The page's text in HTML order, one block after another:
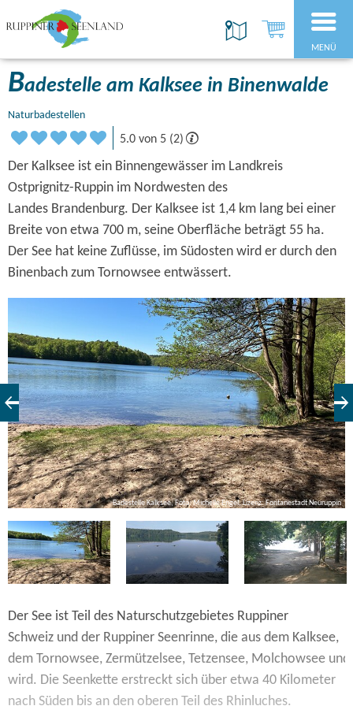
MENÜ
Badestelle am Kalksee in Binenwalde
Naturbadestellen
5.0 von 5 (2)
Der Kalksee ist ein Binnengewässer im Landkreis
Ostprignitz-Ruppin im Nordwesten des
Landes Brandenburg. Der Kalksee ist 1,4 km lang bei einer
Breite von etwa 700 m, seine Oberfläche beträgt 55 ha.
Der See hat keine Zuflüsse, im Südosten wird er durch den
Binenbach zum Tornowsee entwässert.
Badestelle Kalksee, Foto: Michelle Engel, Lizenz: Fontanestadt Neuruppin
Der See ist Teil des Naturschutzgebietes Ruppiner
Schweiz und der Ruppiner Seenrinne, die aus dem Kalksee,
dem Tornowsee, Zermützelsee, Tetzensee, Molchowsee
wird. Die Seenkette erstreckt sich über etwa 40 Kilometer
nach Süden bis an den oberen Teil des Rhinluches.